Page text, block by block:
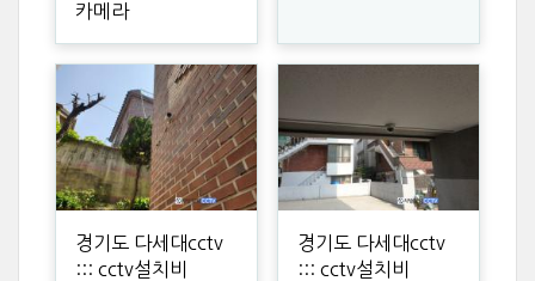
카메라
경기도 다세대cctv
::: cctv설치비
경기도 다세대cctv
::: cctv설치비